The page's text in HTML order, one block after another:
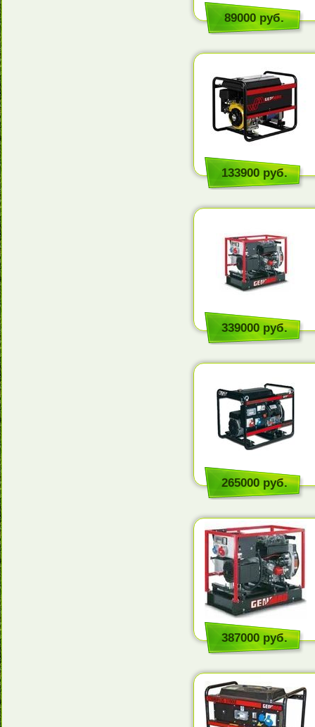
89000 руб.
133900 руб.
339000 руб.
265000 руб.
387000 руб.